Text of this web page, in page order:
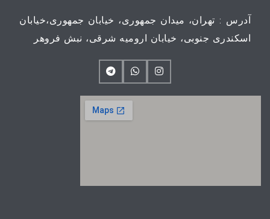
آدرس : تهران، میدان جمهوری، خیابان جمهوری،خیابان
اسکندری جنوبی، خیابان ارومیه شرقی، نبش فروهر